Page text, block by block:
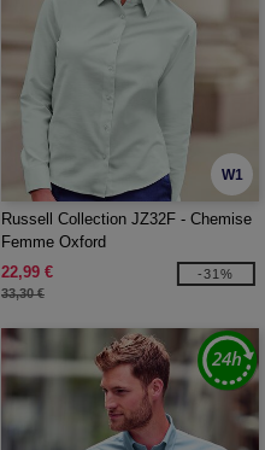
W1
Russell Collection JZ32F - Chemise
Femme Oxford
22,99 €
33,30 €
-31%